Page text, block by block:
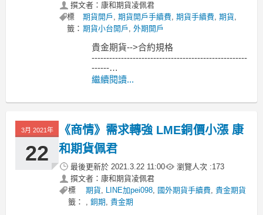
撰文者：康和期貨凌佩君
標
籤：
期貨開戶 ,期貨開戶手續費,期貨手續費,期貨,
期貨小台開戶 ,外期開戶
貴金期貨-->合約規格
-----------------------------------------------------
------
MoneyDJ新聞 2021-03-31 07:27:15 記者
紐約商品期貨交易所（COMEX）6月黃
繼續閱讀...
3月 2021年
22
《商情》需求轉強 LME銅價小漲 康
和期貨佩君
最後更新於 2021.3.22 11:00 瀏覽人次 :173
撰文者：康和期貨凌佩君
標
籤：
期貨, LINE加pei098, 國外期貨手續費, 貴金期貨
, 銅期, 貴金期